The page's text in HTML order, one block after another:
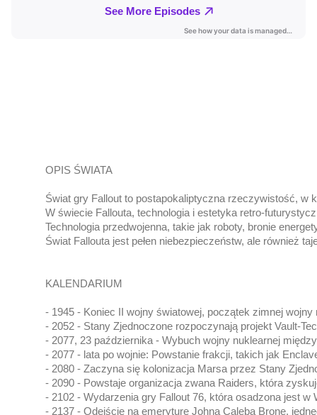
OPIS ŚWIATA
Świat gry Fallout to postapokaliptyczna rzeczywistość, w
W świecie Fallouta, technologia i estetyka retro-
Technologia przedwojenna, takie jak roboty, bronie
Świat Fallouta jest pełen niebezpieczeństw, ale również
KALENDARIUM
- 1945 - Koniec II wojny światowej, początek zimnej
- 2052 - Stany Zjednoczone rozpoczynają projekt Vault-
- 2077, 23 października - Wybuch wojny nuklearnej
- 2077 - lata po wojnie: Powstanie frakcji, takich jak
- 2080 - Zaczyna się kolonizacja Marsa przez Stany
- 2090 - Powstaje organizacja zwana Raiders, która
- 2102 - Wydarzenia gry Fallout 76, która osadzona jest
- 2137 - Odejście na emeryturę Johna Caleba Brone,